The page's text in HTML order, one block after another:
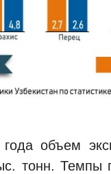
объем
тонн. Темпы